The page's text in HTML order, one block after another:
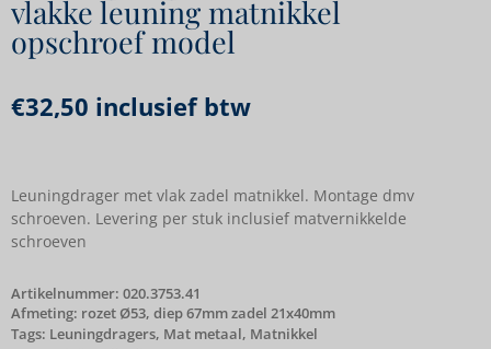
vlakke leuning matnikkel
opschroef model
€32,50 inclusief btw
Leuningdrager met vlak zadel matnikkel. Montage dmv
schroeven. Levering per stuk inclusief matvernikkelde
schroeven
Artikelnummer: 020.3753.41
Afmeting: rozet Ø53, diep 67mm zadel 21x40mm
Tags: Leuningdragers, Mat metaal, Matnikkel